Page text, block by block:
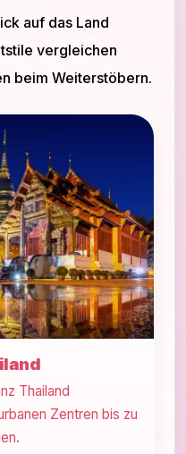
auf das Land
vergleichen
beim Weiterstöbern.
Thailand
Zentren bis zu